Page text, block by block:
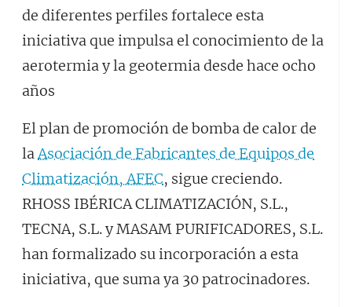
de diferentes perfiles fortalece esta
iniciativa que impulsa el conocimiento de la
aerotermia y la geotermia desde hace ocho
años
El plan de promoción de bomba de calor de
laAsociación de Fabricantes de Equipos de
Climatización, AFEC, sigue creciendo.
RHOSS IBÉRICA CLIMATIZACIÓN, S.L.,
TECNA, S.L. y MASAM PURIFICADORES, S.L.
han formalizado su incorporación a esta
iniciativa, que suma ya 30 patrocinadores.